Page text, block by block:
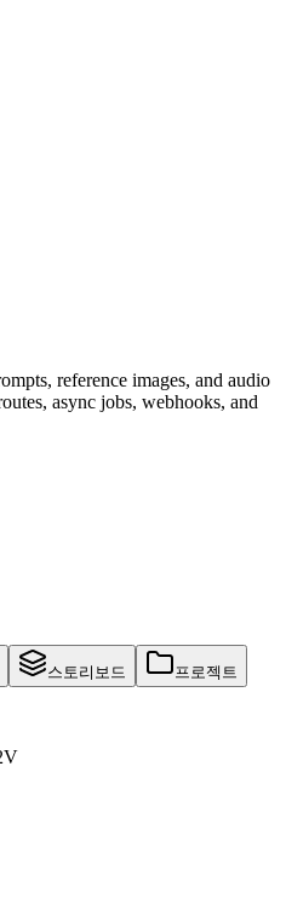
reference images, and audio
async jobs, webhooks, and
스토리보드 프로젝트